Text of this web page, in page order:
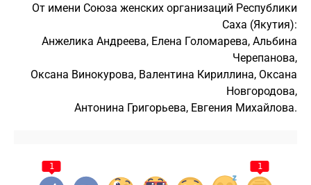
От имени Союза женских организаций Республики
Саха (Якутия):
Анжелика Андреева, Елена Голомарева, Альбина
Черепанова,
Оксана Винокурова, Валентина Кириллина, Оксана
Новгородова,
Антонина Григорьева, Евгения Михайлова.
1 1